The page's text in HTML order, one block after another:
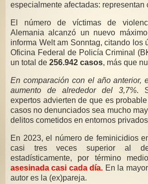
especialmente afectadas: representan
El número de víctimas de
Alemania alcanzó un nuevo
informa Welt am Sonntag, citando los
Oficina Federal de Policía Criminal
un total de 256.942 casos, más que
En comparación con el año anterior,
aumento de alrededor del 3,7%.
expertos advierten de que es
casos no denunciados sea mucho
delitos cometidos en entornos
En 2023, el número de feminicidios
casi tres veces superior al
estadísticamente, por término
asesinada casi cada día. En la
autor es la (ex)pareja.